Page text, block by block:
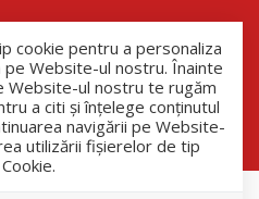
cookie pentru a personaliza
Website-ul nostru. Înainte
Website-ul nostru te rugăm
a citi și înțelege conținutul
navigării pe Website-
utilizării fişierelor de tip